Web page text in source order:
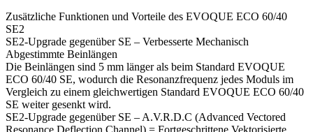
Zusätzliche Funktionen und Vorteile des EVOQUE ECO 60/40
SE2
SE2-Upgrade gegenüber SE – Verbesserte Mechanisch
Abgestimmte Beinlängen
Die Beinlängen sind 5 mm länger als beim Standard EVOQUE
ECO 60/40 SE, wodurch die Resonanzfrequenz jedes Moduls im
Vergleich zu einem gleichwertigen Standard EVOQUE ECO 60/40
SE weiter gesenkt wird.
SE2-Upgrade gegenüber SE – A.V.R.D.C (Advanced Vectored